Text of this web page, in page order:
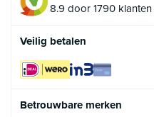
8.9 door 1790 klanten
Veilig betalen
Betrouwbare merken